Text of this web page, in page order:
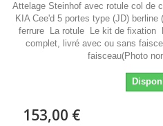
Attelage Steinhof avec rotule col de
KIA Cee'd 5 portes type (JD) berline
ferrure La rotule Le kit de fixation
complet, livré avec ou sans
faisceau(Photo
153,00 €